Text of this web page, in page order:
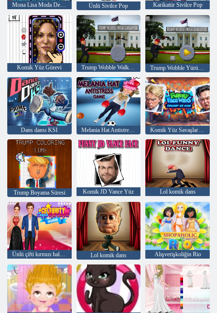
Mona Lisa Moda Deneyleri Ünlü Sivilce Pop Karikatür Sivilce Pop
Komik Yüz Görevi Trump Wobble Walk Challenge Trump Wobble Yürüyüşü Mücadelesi
Dans dansı KSI Melania Hat Antistress oyunu Komik Yüz Savaşları Trump vs Kim
Trump Boyama Süresi Komik JD Vance Yüz Lol komik dans
Ünlü çifti kırmızı halı moda Lol komik dans Alışverişkoliğin Rio